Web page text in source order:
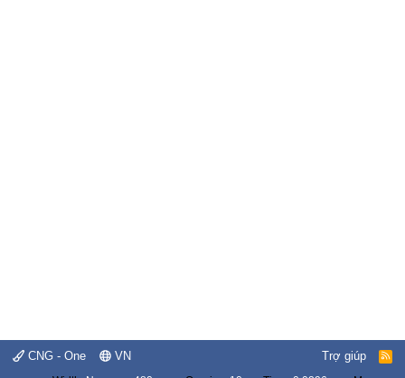
CNG - One VN Trợ giúp
R